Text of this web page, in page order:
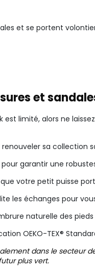
et se portent
et
limité, alors ne
sa collection
garantir une
votre petit puisse
les échanges pour
naturelle des
OEKO-TEX®
dans le
plus vert.